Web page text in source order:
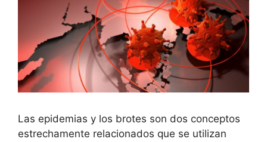
Las epidemias y los brotes son dos conceptos
estrechamente relacionados que se utilizan